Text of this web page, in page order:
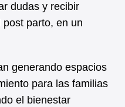
dudas y recibir
parto, en un
generando espacios
para las familias
el bienestar